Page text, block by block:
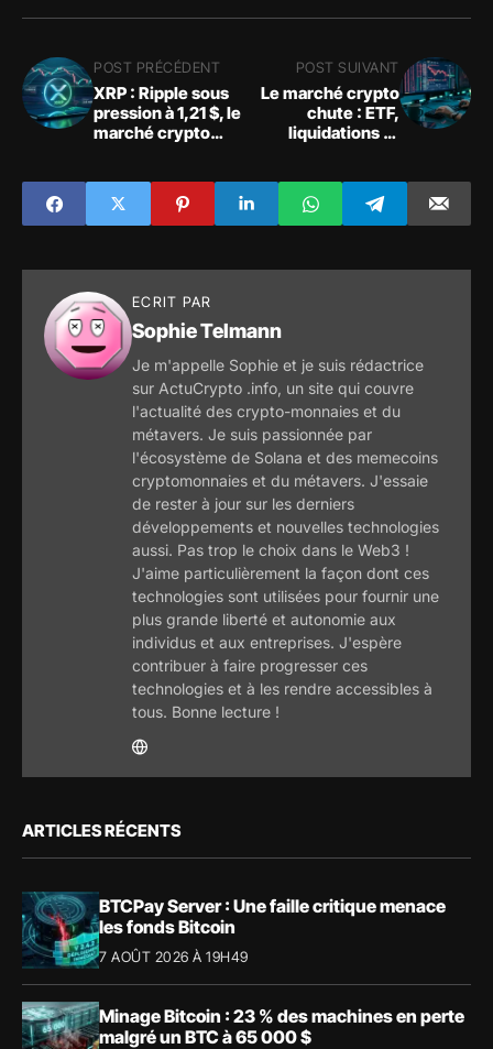
POST PRÉCÉDENT
XRP : Ripple sous
pression à 1,21 $, le
marché crypto
POST SUIVANT
Le marché crypto
chute : ETF,
liquidations et
ECRIT PAR
Sophie Telmann
Je m'appelle Sophie et je suis rédactrice
sur ActuCrypto .info, un site qui couvre
l'actualité des crypto-monnaies et du
métavers. Je suis passionnée par
l'écosystème de Solana et des memecoins
cryptomonnaies et du métavers. J'essaie
de rester à jour sur les derniers
développements et nouvelles technologies
aussi. Pas trop le choix dans le Web3 !
J'aime particulièrement la façon dont ces
technologies sont utilisées pour fournir une
plus grande liberté et autonomie aux
individus et aux entreprises. J'espère
contribuer à faire progresser ces
technologies et à les rendre accessibles à
tous. Bonne lecture !
ARTICLES RÉCENTS
BTCPay Server : Une faille critique menace
les fonds Bitcoin
7 AOÛT 2026 À 19H49
Minage Bitcoin : 23 % des machines en perte
malgré un BTC à 65 000 $